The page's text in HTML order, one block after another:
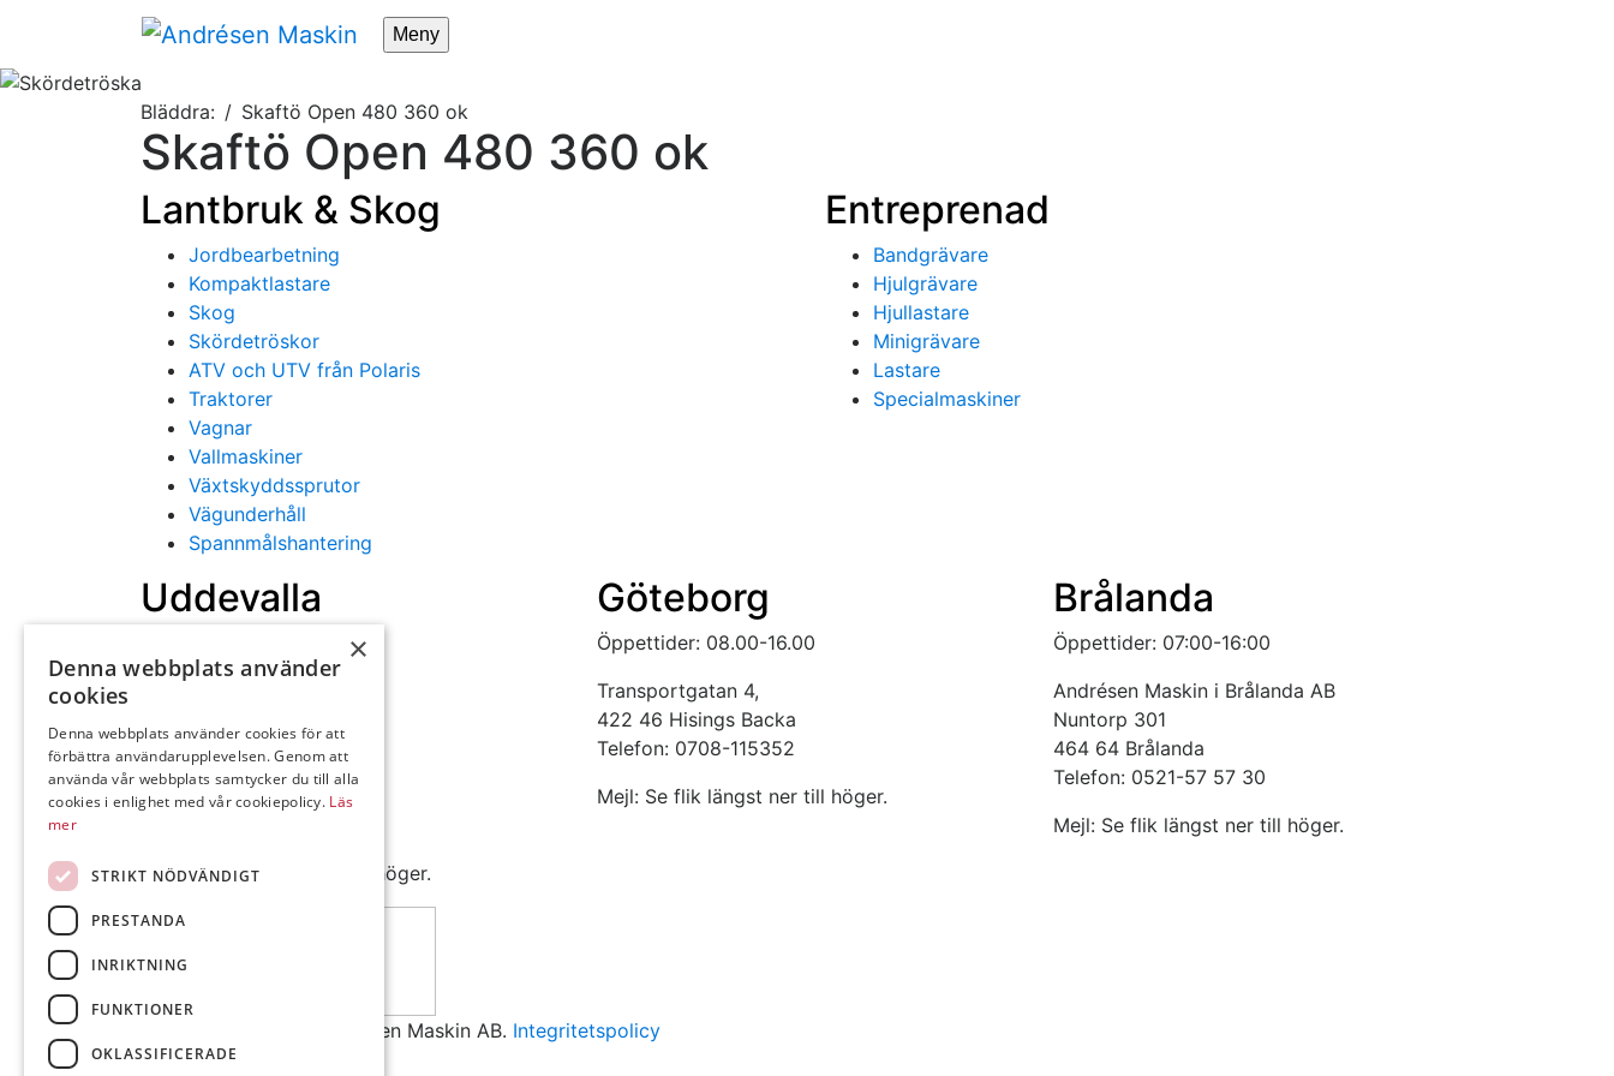
Meny
Bläddra: Skaftö Open 480 360 ok
Skaftö Open 480 360 ok
Lantbruk & Skog
Jordbearbetning
Kompaktlastare
Skog
Skördetröskor
ATV och UTV från Polaris
Traktorer
Vagnar
Vallmaskiner
Växtskyddssprutor
Vägunderhåll
Spannmålshantering
Entreprenad
Bandgrävare
Hjulgrävare
Hjullastare
Minigrävare
Lastare
Specialmaskiner
Uddevalla
Öppettider: 07:30-16:30
Kurödsvägen 5,
Box 584
451 22 Uddevalla
Mejl: Se flik längst ner till höger.
Göteborg
Öppettider: 08.00-16.00
Transportgatan 4,
422 46 Hisings Backa
Telefon: 0708-115352
Mejl: Se flik längst ner till höger.
Brålanda
Öppettider: 07:00-16:00
Andrésen Maskin i Brålanda AB
Nuntorp 301
464 64 Brålanda
Telefon: 0521-57 57 30
Mejl: Se flik längst ner till höger.
Följ oss på Facebook
© Copyright 2026 Andrésen Maskin AB. Integritetspolicy
×
Denna webbplats använder
cookies
Denna webbplats använder cookies för att
förbättra användarupplevelsen. Genom att
använda vår webbplats samtycker du till alla
cookies i enlighet med vår cookiepolicy. Läs
mer
STRIKT NÖDVÄNDIGT
PRESTANDA
INRIKTNING
FUNKTIONER
OKLASSIFICERADE